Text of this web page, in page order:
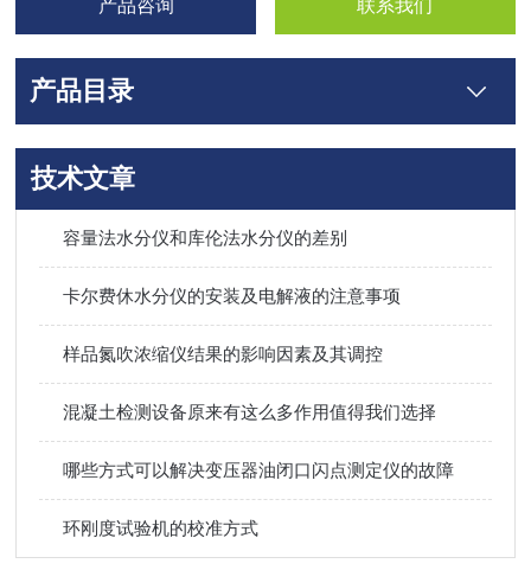
产品咨询 联系我们
产品目录
技术文章
容量法水分仪和库伦法水分仪的差别
卡尔费休水分仪的安装及电解液的注意事项
样品氮吹浓缩仪结果的影响因素及其调控
混凝土检测设备原来有这么多作用值得我们选择
哪些方式可以解决变压器油闭口闪点测定仪的故障
环刚度试验机的校准方式